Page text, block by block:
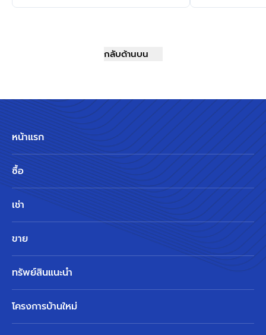
กลับด้านบน
หน้าแรก
ซื้อ
เช่า
ขาย
ทรัพย์สินแนะนำ
โครงการบ้านใหม่